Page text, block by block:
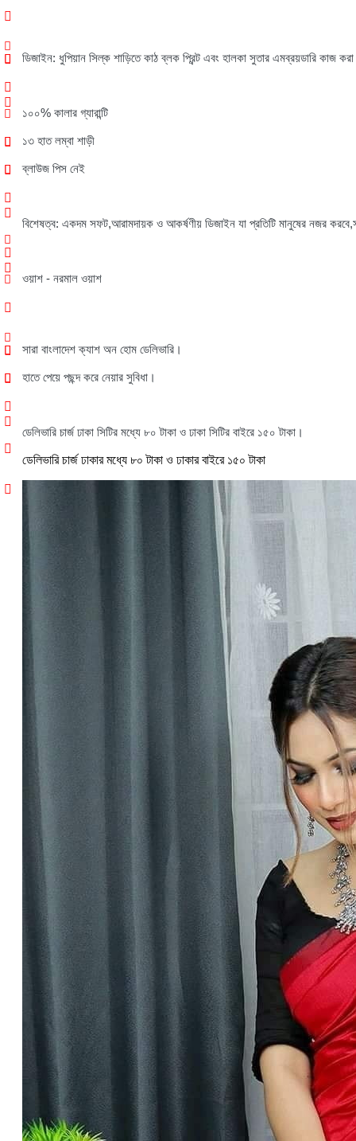
ডিজাইন: ধুপিয়ান সিল্ক শাড়িতে কাঠ ব্লক প্রিন্ট এবং হালকা সুতার এমব্রয়ডারি কাজ করা
১০০% কালার গ্যারান্টি
১৩ হাত লম্বা শাড়ী
ব্লাউজ পিস নেই
বিশেষত্ব: একদম সফট,আরামদায়ক ও আকর্ষণীয় ডিজাইন যা প্রতিটি মানুষের নজর করবে,
ওয়াশ - নরমাল ওয়াশ
সারা বাংলাদেশ ক্যাশ অন হোম ডেলিভারি।
হাতে পেয়ে পছন্দ করে নেয়ার সুবিধা।
ডেলিভারি চার্জ ঢাকা সিটির মধ্যে ৮০ টাকা ও ঢাকা সিটির বাইরে ১৫০ টাকা।
ডেলিভারি চার্জ ঢাকার মধ্যে ৮০ টাকা ও ঢাকার বাইরে ১৫০ টাকা